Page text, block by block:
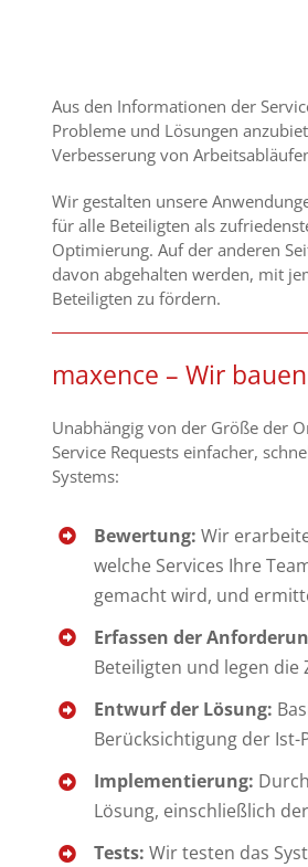
Aus den Informationen der
Probleme und Lösungen
Verbesserung von
Wir gestalten unsere
für alle Beteiligten als
Optimierung. Auf der anderen
davon abgehalten werden, mit
Beteiligten zu fördern.
maxence – Wir
Unabhängig von der Größe der
Service Requests einfacher,
Systems:
Bewertung: Wir
welche Services Ihre
gemacht wird, und
Erfassen der
Beteiligten und legen die
Entwurf der Lösung:
Berücksichtigung der Ist-
Implementierung:
Lösung, einschließlich
Tests: Wir testen das